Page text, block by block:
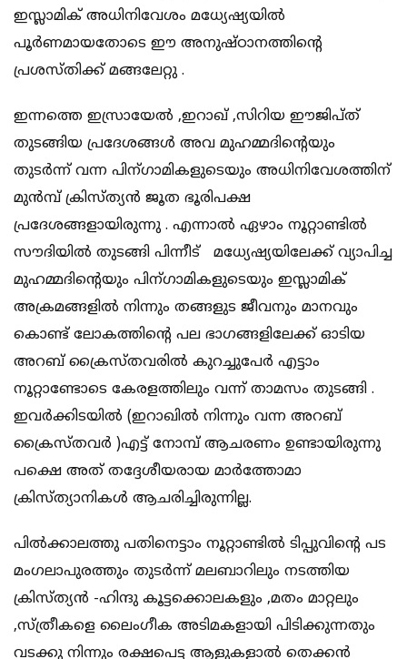
ഇസ്ലാമിക് അധിനിവേശം മധ്യേഷ്യയിൽ
പൂർണമായതോടെ ഈ അനുഷ്ഠാനത്തിന്റെ
പ്രശസ്തിക്ക് മങ്ങലേറ്റു .
ഇന്നത്തെ ഇസ്രായേൽ ,ഇറാഖ് ,സിറിയ ഈജിപ്ത്
തുടങ്ങിയ പ്രദേശങ്ങൾ അവ മുഹമ്മദിന്റെയും
തുടർന്ന് വന്ന പിന്ഗാമികളുടെയും അധിനിവേശത്തിന്
മുൻമ്പ് ക്രിസ്ത്യൻ ജൂത ഭൂരിപക്ഷ
പ്രദേശങ്ങളായിരുന്നു . എന്നാൽ ഏഴാം നൂറ്റാണ്ടിൽ
സൗദിയിൽ തുടങ്ങി പിന്നീട് മധ്യേഷ്യയിലേക്ക് വ്യാപിച്ച
മുഹമ്മദിന്റെയും പിന്ഗാമികളുടെയും ഇസ്ലാമിക്
അക്രമങ്ങളിൽ നിന്നും തങ്ങളുട ജീവനും മാനവും
കൊണ്ട് ലോകത്തിന്റെ പല ഭാഗങ്ങളിലേക്ക് ഓടിയ
അറബ് ക്രൈസ്തവരിൽ കുറച്ചുപേർ എട്ടാം
നൂറ്റാണ്ടോടെ കേരളത്തിലും വന്ന് താമസം തുടങ്ങി .
ഇവർക്കിടയിൽ (ഇറാഖിൽ നിന്നും വന്ന അറബ്
ക്രൈസ്തവർ )എട്ട് നോമ്പ് ആചരണം ഉണ്ടായിരുന്നു
പക്ഷെ അത് തദ്ദേശീയരായ മാർത്തോമാ
ക്രിസ്ത്യാനികൾ ആചരിച്ചിരുന്നില്ല.
പിൽക്കാലത്തു പതിനെട്ടാം നൂറ്റാണ്ടിൽ ടിപ്പുവിന്റെ പട
മംഗലാപുരത്തും തുടർന്ന് മലബാറിലും നടത്തിയ
ക്രിസ്ത്യൻ -ഹിന്ദു കൂട്ടക്കൊലകളും ,മതം മാറ്റലും
,സ്ത്രീകളെ ലൈംഗീക അടിമകളായി പിടിക്കുന്നതും
വടക്കു നിന്നും രക്ഷപെട്ട ആളുകളാൽ തെക്കൻ